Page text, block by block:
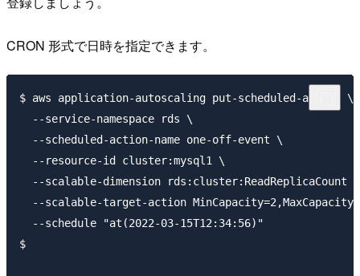
CRON 形式で日時を指定できます。
$ aws application-autoscaling put-scheduled-action \
  --service-namespace rds \
  --scheduled-action-name one-off-event \
  --resource-id cluster:mysql1 \
  --scalable-dimension rds:cluster:ReadReplicaCount \
--scalable-target-action
  --schedule "at(2022-03-15T12:34:56)"
$